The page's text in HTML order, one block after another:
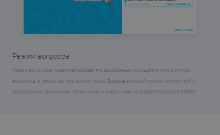
Режим вопросов
Режим вопросов позволяет добавлять выбранные сообщения чата в список
вопросов, чтобы ответить на них позже. Выбрав нужный момент, опубликуйте
вопрос в основном окне, чтобы помочь участникам сосредоточиться на ответе.